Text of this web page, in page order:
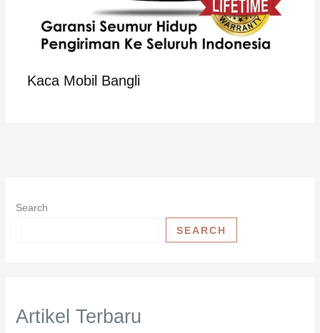
Kaca Mobil Bangli
Search
SEARCH
Artikel Terbaru